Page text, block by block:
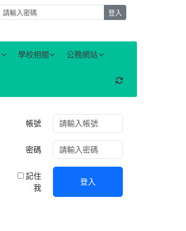
登入
學校相關 公務網站
重新取得佈景設定
右邊區域內容
帳號
密碼
記住
我
登入